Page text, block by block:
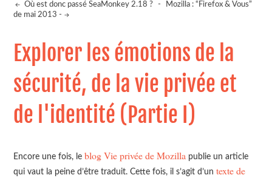
Où est donc passé SeaMonkey 2.18 ? -
Mozilla : “Firefox & Vous”
de mai 2013 -
Explorer les émotions de la
sécurité, de la vie privée et
de l'identité (Partie I)
Encore une fois, leblog Vie privée de Mozilla publie un article
qui vaut la peine d’être traduit. Cette fois, il s’agit d’untexte de